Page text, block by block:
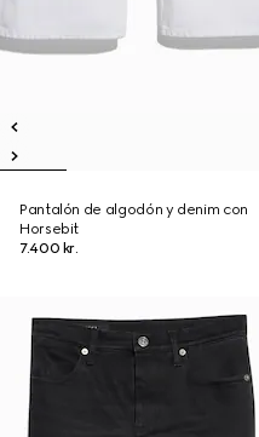
Pantalón de algodón y denim con
Horsebit
7.400 kr.